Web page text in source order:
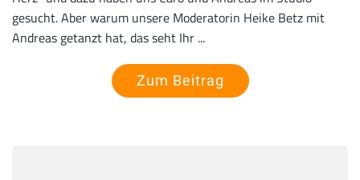
gesucht. Aber warum unsere Moderatorin Heike Betz mit
Andreas getanzt hat, das seht Ihr ...
Zum Beitrag